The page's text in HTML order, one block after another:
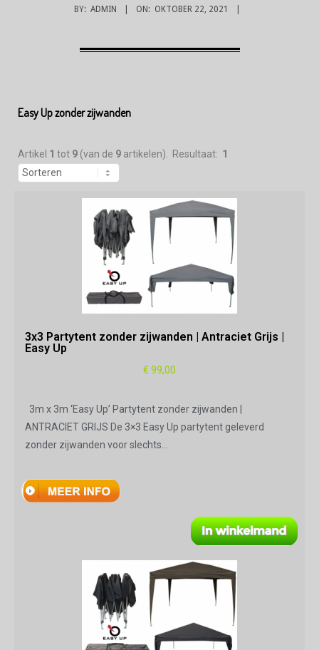
BY: ADMIN ON: OKTOBER 22, 2021
Easy Up zonder zijwanden
Artikel 1 tot 9 (van de 9 artikelen). Resultaat: 1
3x3 Partytent zonder zijwanden | Antraciet Grijs |
Easy Up
€ 99,00
3m x 3m ‘Easy Up’ Partytent zonder zijwanden |
ANTRACIET GRIJS De 3×3 Easy Up partytent geleverd
zonder zijwanden voor slechts…